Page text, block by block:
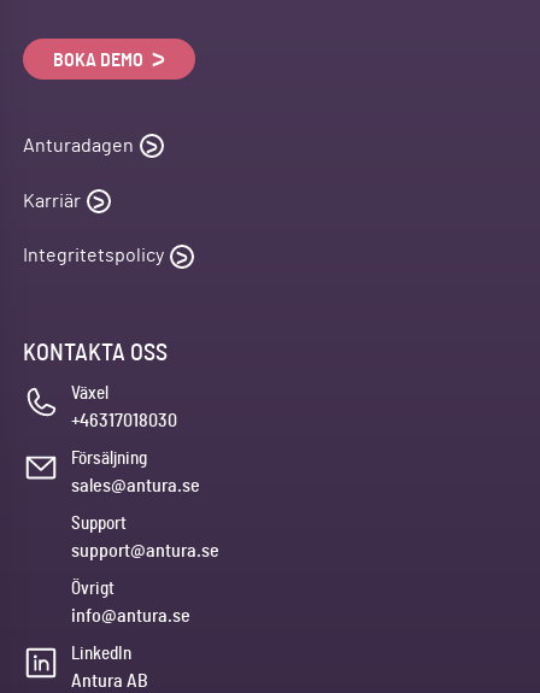
BOKA DEMO
Anturadagen
Karriär
Integritetspolicy
KONTAKTA OSS
Växel
+46317018030
Försäljning
sales@antura.se
Support
support@antura.se
Övrigt
info@antura.se
LinkedIn
Antura AB